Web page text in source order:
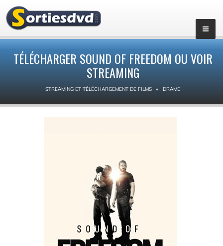
TÉLÉCHARGER SOUND OF FREEDOM OU VOIR
STREAMING
STREAMING ET TÉLÉCHARGEMENT DE FILMS DRAME